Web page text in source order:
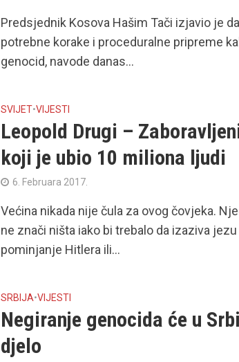
Predsjednik Kosova Hašim Tači izjavio je
potrebne korake i proceduralne pripreme
genocid, navode danas...
SVIJET•VIJESTI
Leopold Drugi –
koji je ubio 10 miliona ljudi
6. Februara 2017.
Većina nikada nije čula za ovog čovjeka.
ne znači ništa iako bi trebalo da izaziva
pominjanje Hitlera ili...
SRBIJA•VIJESTI
Negiranje genocida će u
djelo